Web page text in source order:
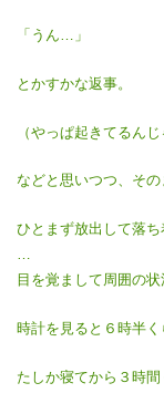
「うん…」
とかすかな返事。
（やっぱ起きてるんじ
などと思いつつ、その
ひとまず放出して落ち
…
目を覚まして周囲の
時計を見ると６時半く
たしか寝てから３時間